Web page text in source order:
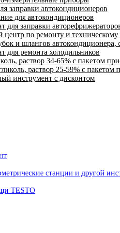
заправки автокондиционеров
для автокондиционеров
для заправки
центр по ремонту и
и шлангов автокондиционера,
для ремонта холодильников
раствор 34-65% с пакетом
раствор 25-59% с пакетом
инструмент с дисконтом
станции и другой
TESTO